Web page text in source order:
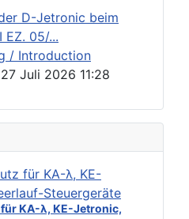
D-Jetronic beim
EZ. 05/...
/ Introduction
27 Juli 2026 11:28
KA-λ, KE-Jetronic,